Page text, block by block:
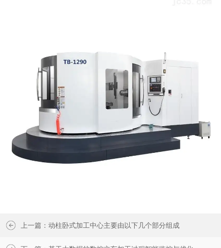
上一篇： 动柱卧式加工中心主要由以下几个部分组成